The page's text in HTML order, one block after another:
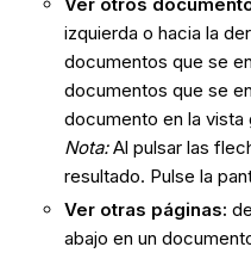
izquierda o hacia la
documentos que se
documentos que se
documento en la vista
Nota:Al pulsar las
resultado. Pulse la
Ver otras páginas:
abajo en un